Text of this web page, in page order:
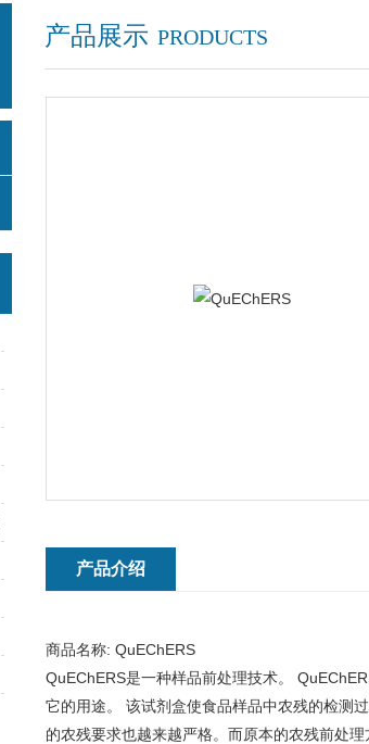
产品展示 PRODUCTS
产品介绍
商品名称: QuEChERS
QuEChERS是一种样品前处理技术。
它的用途。 该试剂盒使食品样品中农残的检测
的农残要求也越来越严格。而原本的农残前处